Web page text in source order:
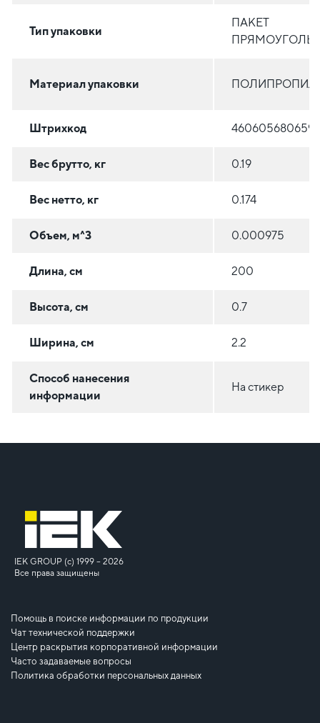
Тип упаковки
ПАКЕТ
Материал упаковки
Штрихкод
Вес брутто, кг 0.19
Вес нетто, кг 0.174
Объем, м^3 0.000975
Длина, см 200
Высота, см 0.7
Ширина, см 2.2
Способ нанесения
информации
На стикер
IEK GROUP (c) 1999 – 2026
Все права защищены
Помощь в поиске информации по продукции
Чат технической поддержки
Центр раскрытия корпоративной информации
Часто задаваемые вопросы
Политика обработки персональных данных